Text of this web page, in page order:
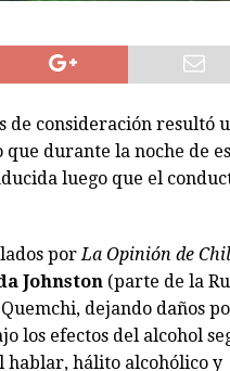
de consideración resultó
durante la noche de
luego que el
porLa Opinión de
Johnston(parte de la
dejando daños
los efectos del alcohol
hálito alcohólico y